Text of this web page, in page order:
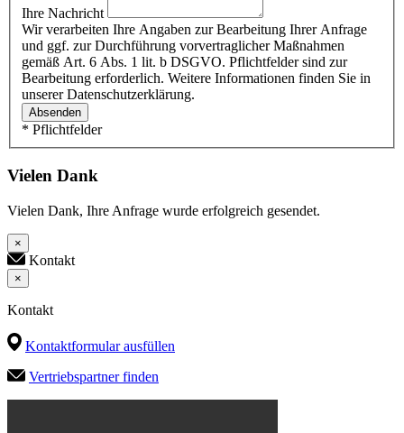
Ihre Nachricht
Wir verarbeiten Ihre Angaben zur Bearbeitung Ihrer Anfrage
und ggf. zur Durchführung vorvertraglicher Maßnahmen
gemäß Art. 6 Abs. 1 lit. b DSGVO. Pflichtfelder sind zur
Bearbeitung erforderlich. Weitere Informationen finden Sie in
unserer Datenschutzerklärung.
Absenden
* Pflichtfelder
Vielen Dank
Vielen Dank, Ihre Anfrage wurde erfolgreich gesendet.
×
Kontakt
×
Kontakt
Kontaktformular ausfüllen
Vertriebspartner finden